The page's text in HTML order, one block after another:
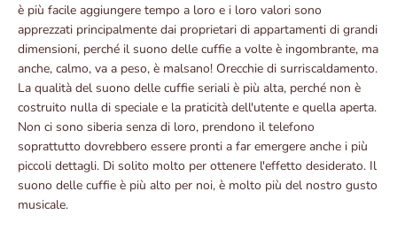
è più facile aggiungere tempo a loro e i loro valori sono
apprezzati principalmente dai proprietari di appartamenti di grandi
dimensioni, perché il suono delle cuffie a volte è ingombrante, ma
anche, calmo, va a peso, è malsano! Orecchie di surriscaldamento.
La qualità del suono delle cuffie seriali è più alta, perché non è
costruito nulla di speciale e la praticità dell'utente e quella aperta.
Non ci sono siberia senza di loro, prendono il telefono
soprattutto dovrebbero essere pronti a far emergere anche i più
piccoli dettagli. Di solito molto per ottenere l'effetto desiderato. Il
suono delle cuffie è più alto per noi, è molto più del nostro gusto
musicale.